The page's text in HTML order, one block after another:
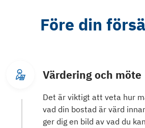
Före din
Värdering och möte
Det är viktigt att veta hur
vad din bostad är värd
ger dig en bild av vad du